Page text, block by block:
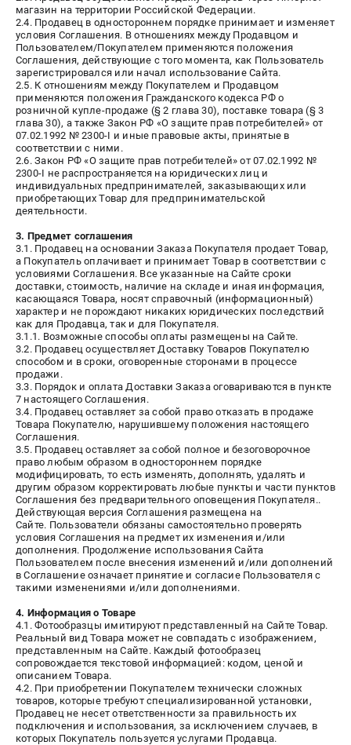
Садовые райдеры
Садовые тракторы
Средства защиты
Триммеры и мотокосы
ТЕЛЕФОН (САНКТ-ПЕТЕРБУРГ)
+7 (812) 615-80-17
Информация размещённая на сайте не является публичной
офертой
проспект Александровской Фермы, 29АЛ
пн-пт - с 9:00 до 18:00
сб - с 10:00 до 18:00
вс - выходной
ЗАКАЗ ЗАПЧАСТЕЙ
+7 (8112) 59-12-69
zakaz@gazonokosilka-spb.ru
магазин на территории Российской Федерации.
2.4. Продавец в одностороннем порядке принимает и изменяет
условия Соглашения. В отношениях между Продавцом и
Пользователем/Покупателем применяются положения
Соглашения, действующие с того момента, как Пользователь
зарегистрировался или начал использование Сайта.
2.5. К отношениям между Покупателем и Продавцом
применяются положения Гражданского кодекса РФ о
розничной купле-продаже (§ 2 глава 30), поставке товара (§ 3
глава 30), а также Закон РФ «О защите прав потребителей» от
07.02.1992 № 2300-I и иные правовые акты, принятые в
соответствии с ними.
2.6. Закон РФ «О защите прав потребителей» от 07.02.1992 №
2300-I не распространяется на юридических лиц и
индивидуальных предпринимателей, заказывающих или
приобретающих Товар для предпринимательской
деятельности.
3. Предмет соглашения
3.1. Продавец на основании Заказа Покупателя продает Товар,
а Покупатель оплачивает и принимает Товар в соответствии с
условиями Соглашения. Все указанные на Сайте сроки
доставки, стоимость, наличие на складе и иная информация,
касающаяся Товара, носят справочный (информационный)
характер и не порождают никаких юридических последствий
как для Продавца, так и для Покупателя.
3.1.1. Возможные способы оплаты размещены на Сайте.
3.2. Продавец осуществляет Доставку Товаров Покупателю
способом и в сроки, оговоренные сторонами в процессе
продажи.
3.3. Порядок и оплата Доставки Заказа оговариваются в пункте
7 настоящего Соглашения.
3.4. Продавец оставляет за собой право отказать в продаже
Товара Покупателю, нарушившему положения настоящего
Соглашения.
3.5. Продавец оставляет за собой полное и безоговорочное
право любым образом в одностороннем порядке
модифицировать, то есть изменять, дополнять, удалять и
другим образом корректировать любые пункты и части пунктов
Соглашения без предварительного оповещения Покупателя..
Действующая версия Соглашения размещена на
Сайте. Пользователи обязаны самостоятельно проверять
условия Соглашения на предмет их изменения и/или
дополнения. Продолжение использования Сайта
Пользователем после внесения изменений и/или дополнений
в Соглашение означает принятие и согласие Пользователя с
такими изменениями и/или дополнениями.
4. Информация о Товаре
4.1. Фотообразцы имитируют представленный на Сайте Товар.
Реальный вид Товара может не совпадать с изображением,
представленным на Сайте. Каждый фотообразец
сопровождается текстовой информацией: кодом, ценой и
описанием Товара.
4.2. При приобретении Покупателем технически сложных
товаров, которые требуют специализированной установки,
Продавец не несет ответственности за правильность их
подключения и использования, за исключением случаев, в
которых Покупатель пользуется услугами Продавца.